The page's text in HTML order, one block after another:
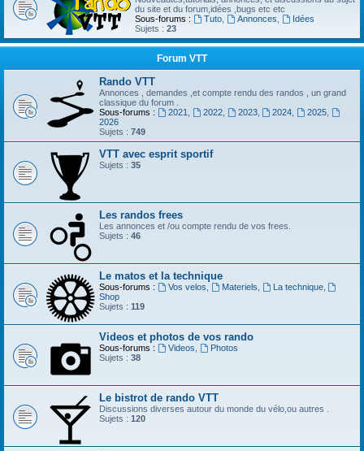
du site et du forum,idées ,bugs etc etc
Sous-forums :
Tuto, Annonces
Idées
Sujets : 23
Forum VTT
Rando VTT
Annonces , demandes ,et compte rendu des randos , un grand
classique du forum .
Sous-forums :
2021 2022, 2023, 2024 2025
2026
Sujets : 749
VTT avec esprit sportif
Sujets : 35
Les randos frees
Les annonces et /ou compte rendu de vos frees.
Sujets : 46
Le matos et la technique
Sous-forums : Vos velos Materiels La technique,
Shop
Sujets : 119
Videos et photos de vos rando
Sous-forums : Videos
Photos
Sujets : 38
Le bistrot de rando VTT
Discussions diverses autour du monde du vélo,ou autres .
Sujets : 120